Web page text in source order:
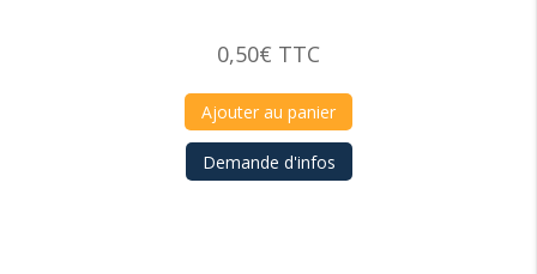
0,50€ TTC
Ajouter au panier
Demande d'infos